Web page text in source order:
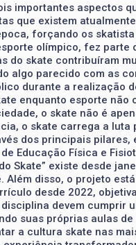
importantes aspectos
que existem
forçando os
olímpico, fez parte
skate contribuíram
algo parecido com as
durante a realização
enquanto esporte
o skate não é
o skate carrega a
dos principais pilares,
Educação Física e
Skate” existe desde
disso, o projeto
desde 2022,
devem cumprir
suas próprias aulas
a cultura skate nas